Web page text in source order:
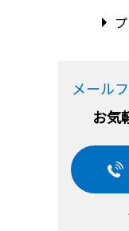
メール
お気